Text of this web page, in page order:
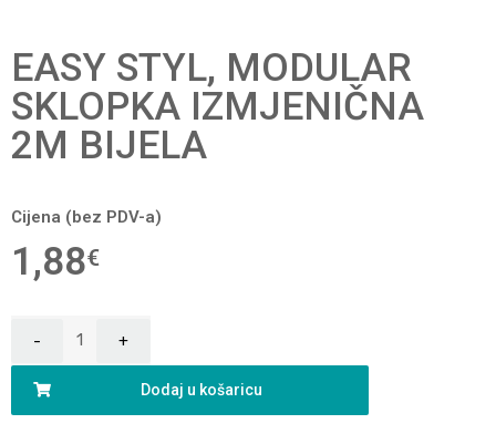
EASY STYL, MODULAR
SKLOPKA IZMJENIČNA
2M BIJELA
Cijena (bez PDV-a)
1,88€
Dodaj u košaricu